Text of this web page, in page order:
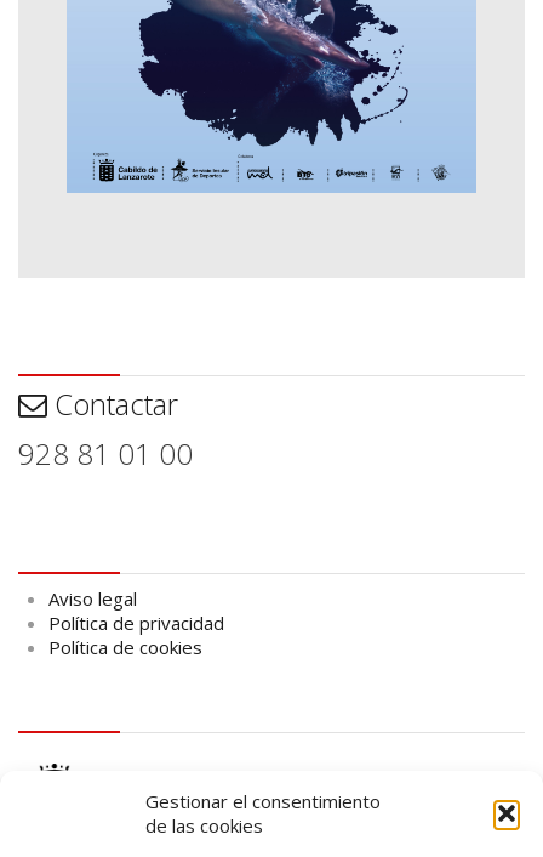
Gestionar el consentimiento
de las cookies
Contactar
928 81 01 00
Aviso legal
Política de privacidad
Política de cookies